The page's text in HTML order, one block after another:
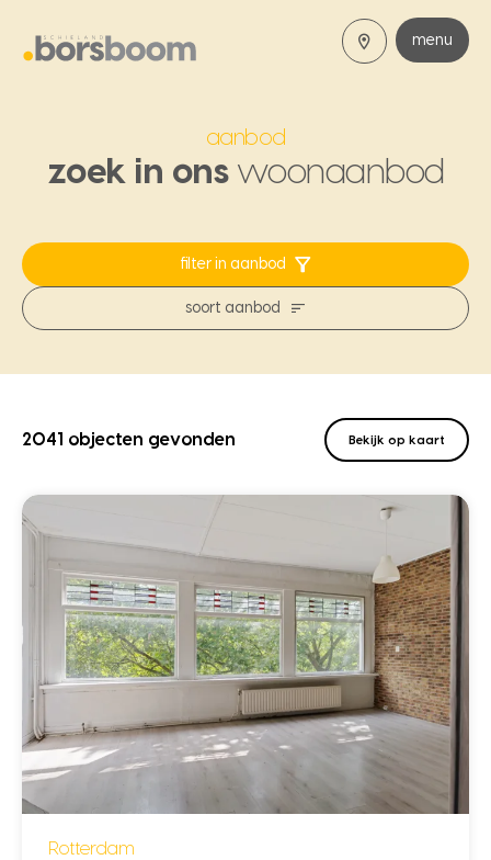
menu
aanbod
zoek in onswoonaanbod
filter in aanbod
soort aanbod
2041 objecten gevonden Bekijk op kaart
Rotterdam